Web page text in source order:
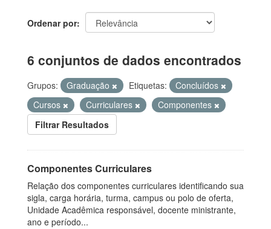
Ordenar por
6 conjuntos de dados encontrados
Grupos: Graduação Etiquetas:
Concluídos
Cursos
Curriculares
Componentes
Filtrar Resultados
Componentes Curriculares
Relação dos componentes curriculares identificando sua
sigla, carga horária, turma, campus ou polo de oferta,
Unidade Acadêmica responsável, docente ministrante,
ano e período...